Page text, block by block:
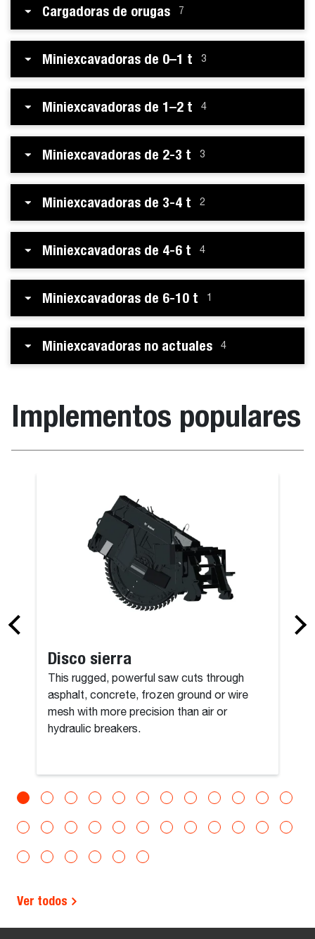
Cargadoras de orugas 7
Miniexcavadoras de 0–1 t 3
Miniexcavadoras de 1–2 t 4
Miniexcavadoras de 2-3 t 3
Miniexcavadoras de 3-4 t 2
Miniexcavadoras de 4-6 t 4
Miniexcavadoras de 6-10 t 1
Miniexcavadoras no actuales 4
Implementos populares
Disco sierra
This rugged, powerful saw cuts through
asphalt, concrete, frozen ground or wire
mesh with more precision than air or
hydraulic breakers.
Ver todos